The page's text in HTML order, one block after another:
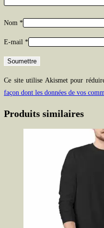
Nom *
E-mail *
Ce site utilise Akismet pour
façon dont les données de vos
Produits similaires